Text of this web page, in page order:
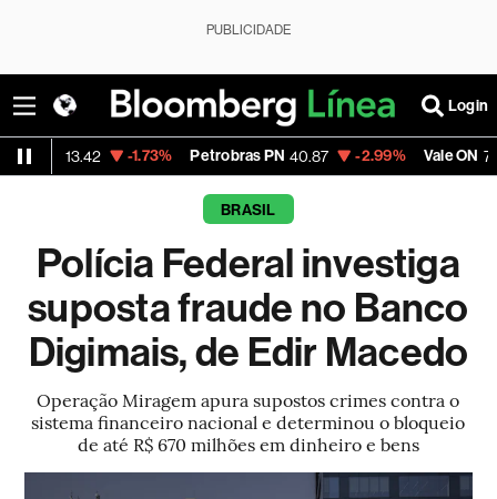
PUBLICIDADE
Login
-1.73% Petrobras PN 40.87 -2.99% Vale ON 74.97 -
BRASIL
Polícia Federal investiga
suposta fraude no Banco
Digimais, de Edir Macedo
Operação Miragem apura supostos crimes contra o
sistema financeiro nacional e determinou o bloqueio
de até R$ 670 milhões em dinheiro e bens